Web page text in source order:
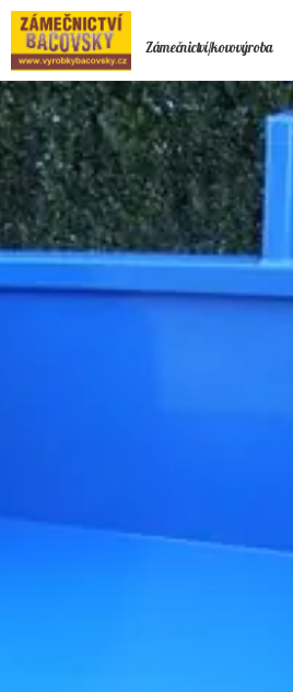
Zámečnictví/kovovýroba
Bačovský